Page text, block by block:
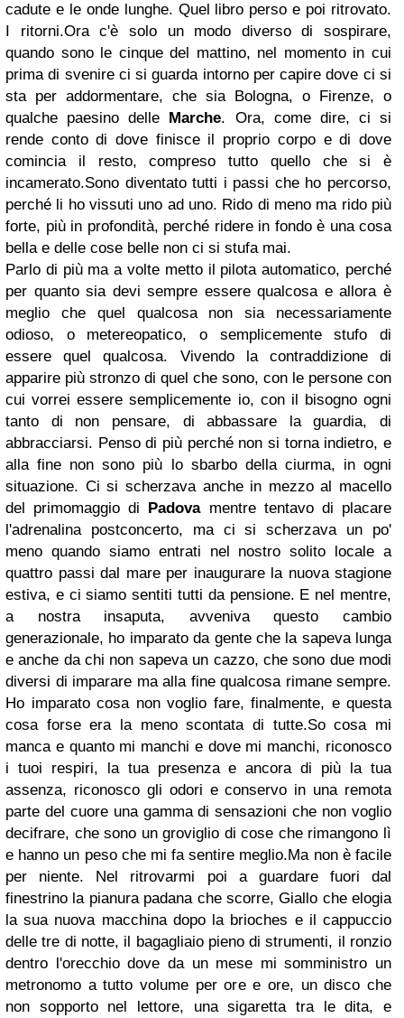
cadute e le onde lunghe. Quel libro perso e poi ritrovato.
I ritorni.Ora c'è solo un modo diverso di sospirare,
quando sono le cinque del mattino, nel momento in cui
prima di svenire ci si guarda intorno per capire dove ci si
sta per addormentare, che sia Bologna, o Firenze, o
qualche paesino delle Marche. Ora, come dire, ci si
rende conto di dove finisce il proprio corpo e di dove
comincia il resto, compreso tutto quello che si è
incamerato.Sono diventato tutti i passi che ho percorso,
perché li ho vissuti uno ad uno. Rido di meno ma rido più
forte, più in profondità, perché ridere in fondo è una cosa
bella e delle cose belle non ci si stufa mai.
Parlo di più ma a volte metto il pilota automatico, perché
per quanto sia devi sempre essere qualcosa e allora è
meglio che quel qualcosa non sia necessariamente
odioso, o metereopatico, o semplicemente stufo di
essere quel qualcosa. Vivendo la contraddizione di
apparire più stronzo di quel che sono, con le persone con
cui vorrei essere semplicemente io, con il bisogno ogni
tanto di non pensare, di abbassare la guardia, di
abbracciarsi. Penso di più perché non si torna indietro, e
alla fine non sono più lo sbarbo della ciurma, in ogni
situazione. Ci si scherzava anche in mezzo al macello
del primomaggio di Padovamentre tentavo di placare
l'adrenalina postconcerto, ma ci si scherzava un po'
meno quando siamo entrati nel nostro solito locale a
quattro passi dal mare per inaugurare la nuova stagione
estiva, e ci siamo sentiti tutti da pensione. E nel mentre,
a nostra insaputa, avveniva questo cambio
generazionale, ho imparato da gente che la sapeva lunga
e anche da chi non sapeva un cazzo, che sono due modi
diversi di imparare ma alla fine qualcosa rimane sempre.
Ho imparato cosa non voglio fare, finalmente, e questa
cosa forse era la meno scontata di tutte.So cosa mi
manca e quanto mi manchi e dove mi manchi, riconosco
i tuoi respiri, la tua presenza e ancora di più la tua
assenza, riconosco gli odori e conservo in una remota
parte del cuore una gamma di sensazioni che non voglio
decifrare, che sono un groviglio di cose che rimangono lì
e hanno un peso che mi fa sentire meglio.Ma non è facile
per niente. Nel ritrovarmi poi a guardare fuori dal
finestrino la pianura padana che scorre, Giallo che elogia
la sua nuova macchina dopo la brioches e il cappuccio
delle tre di notte, il bagagliaio pieno di strumenti, il ronzio
dentro l'orecchio dove da un mese mi somministro un
metronomo a tutto volume per ore e ore, un disco che
non sopporto nel lettore, una sigaretta tra le dita, e